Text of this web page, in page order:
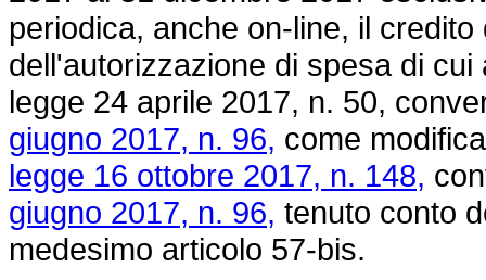
periodica, anche on-line, il
dell'autorizzazione di spesa di
legge 24 aprile 2017, n. 50,
giugno 2017, n. 96, come
legge 16 ottobre 2017, n. 148,
giugno 2017, n. 96, tenuto conto
medesimo articolo 57-bis.